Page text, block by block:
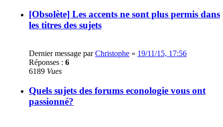
[Obsolète] Les accents ne sont plus permis dans
les titres des sujets
Dernier message parChristophe « 19/11/15, 17:56
Réponses : 6
6189 Vues
Quels sujets des forums econologie vous ont
passionné?